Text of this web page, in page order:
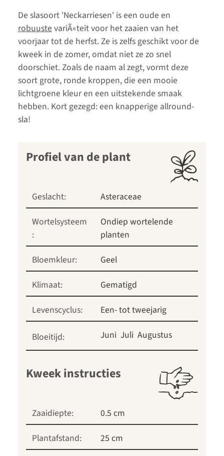
De slasoort 'Neckarriesen' is een oude en
robuustevariÃ«teit voor het zaaien van het
voorjaar tot de herfst. Ze is zelfs geschikt voor de
kweek in de zomer, omdat niet ze zo snel
doorschiet. Zoals de naam al zegt, vormt deze
soort grote, ronde kroppen, die een mooie
lichtgroene kleur en een uitstekende smaak
hebben. Kort gezegd: een knapperige allround-
sla!
Profiel van de plant
Geslacht:
Asteraceae
Wortelsysteem
:
Ondiep wortelende
planten
Bloemkleur:
Geel
Klimaat:
Gematigd
Levenscyclus:
Een- tot tweejarig
Bloeitijd: Juni Juli Augustus
Kweek instructies
Zaaidiepte:
0.5 cm
Plantafstand:
25 cm